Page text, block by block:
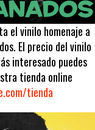
el vinilo homenaje a
El precio del vinilo
interesado puedes
tienda online
tienda